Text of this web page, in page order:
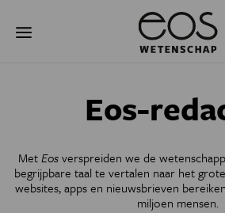
naar
GEZONDHEID
NATUURWETENSCHAPPEN
Eos-
MetEosverspreiden we de
begrijpbare taal te vertalen naar het
websites, apps en nieuwsbrieven
miljoen mensen.